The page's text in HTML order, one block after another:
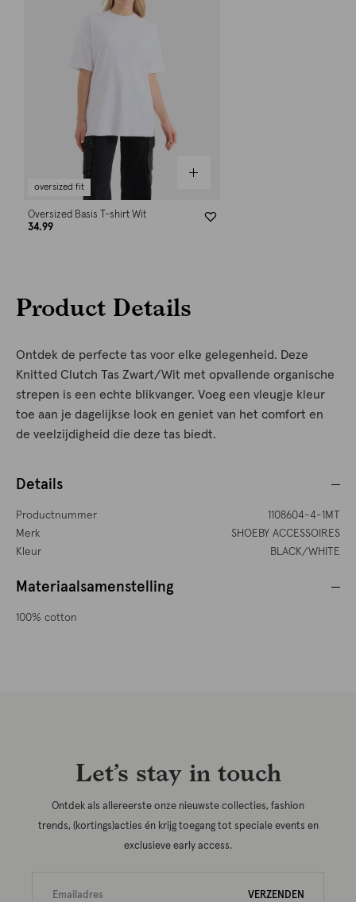
oversized fit
Oversized Basis T-shirt Wit
34.99
Product Details
Ontdek de perfecte tas voor elke gelegenheid. Deze
Knitted Clutch Tas Zwart/Wit met opvallende organische
strepen is een echte blikvanger. Voeg een vleugje kleur
toe aan je dagelijkse look en geniet van het comfort en
de veelzijdigheid die deze tas biedt.
Details
Productnummer
1108604-4-1MT
Merk
SHOEBY ACCESSOIRES
Kleur
BLACK/WHITE
Materiaalsamenstelling
100% cotton
Let’s stay in touch
Ontdek als allereerste onze nieuwste collecties, fashion
trends, (kortings)acties én krijg toegang tot speciale events en
exclusieve early access.
VERZENDEN